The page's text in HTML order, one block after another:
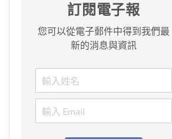
訂閱電子報
您可以從電子郵件中得到我們最
新的消息與資訊